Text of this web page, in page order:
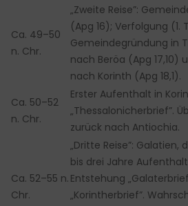
Ca. 49–50
n. Chr.
„Zweite Reise”:
(Apg 16); Verfolgung (1.
Gemeindegründung in
nach Beröa (Apg 17,10)
nach Korinth (Apg 18,1).
Ca. 50–52
n. Chr.
Erster Aufenthalt in
„Thessalonicherbrief”.
zurück nach Antiochia.
Ca. 52–55 n.
Chr.
„Dritte Reise”: Galatien,
bis drei Jahre Aufenthalt
Entstehung
„Korintherbrief”.